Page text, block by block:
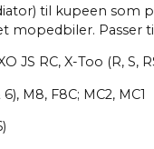
til kupeen som
mopedbiler. Passer
JS RC, X-Too (R, S,
6), M8, F8C; MC2, MC1